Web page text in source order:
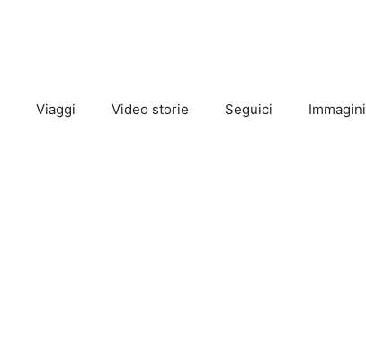
Viaggi Video storie Seguici Immagini